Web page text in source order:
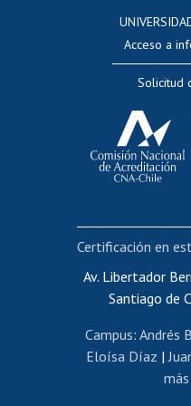
Cursos
Portal de
Certificado
Editar
Acceso a
Solicitud
Av. Libertador
Santiago de
Campus: Andrés
Eloísa Díaz |
Certificación en